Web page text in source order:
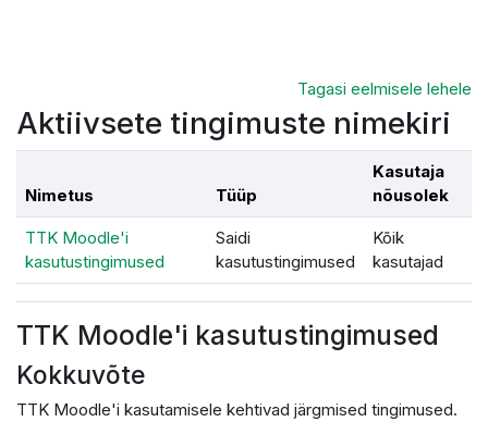
Tagasi eelmisele lehele
Aktiivsete tingimuste nimekiri
Nimetus Tüüp
Kasutaja
nõusolek
TTK Moodle'i
kasutustingimused
Saidi
kasutustingimused
Kõik
kasutajad
TTK Moodle'i kasutustingimused
Kokkuvõte
TTK Moodle'i kasutamisele kehtivad järgmised tingimused.